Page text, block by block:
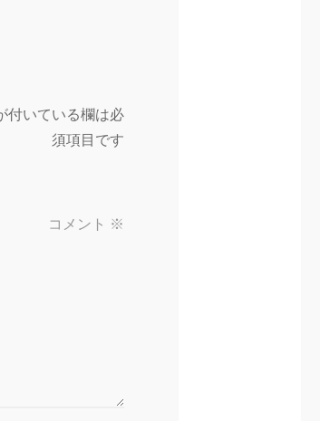
付いている欄は必
須項目です
コメント ※